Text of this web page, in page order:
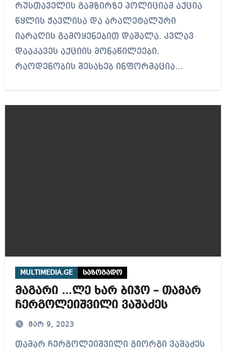
რუსთაველის გამზირზე პოლიციამ აქცია
წყლის ჭავლისა და არალეტალური
იარაღის გამოყენებით დაშალა. კვლავ
დააკავეს აქციის მონაწილეები.
რაოდენობის შესახებ ინფორმაცია…
MULTIMEDIA.GE საზოგადო
მაგარი …ლე ხარ ბიჯო – თამარ
ჩერგოლეიშვილი ვაშაძეს
მარ 9, 2023
თამარ ჩერგოლეიშვილი გიორგი ვაშაძეს